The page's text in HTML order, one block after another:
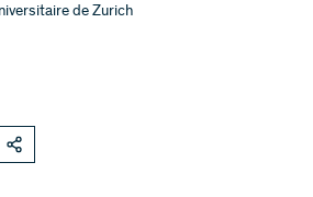
de Zurich